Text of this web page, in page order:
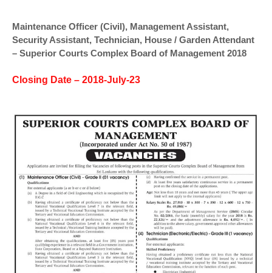
Maintenance Officer (Civil), Management Assistant,
Security Assistant, Technician, House / Garden Attendant
– Superior Courts Complex Board of Management 2018
Closing Date – 2018-July-23